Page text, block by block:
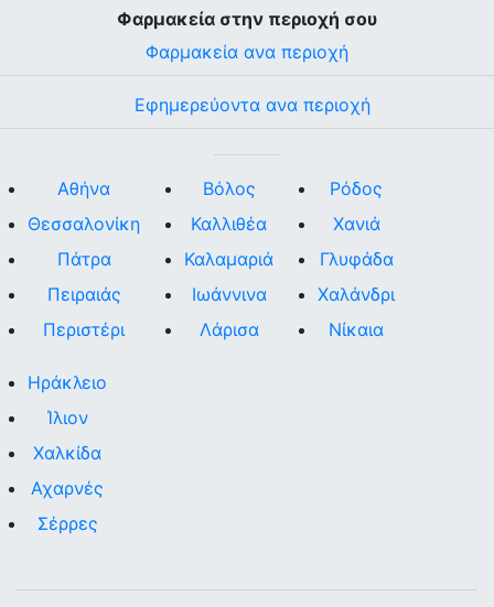
Φαρμακεία στην περιοχή σου
Φαρμακεία ανα περιοχή
Εφημερεύοντα ανα περιοχή
Αθήνα
Θεσσαλονίκη
Πάτρα
Πειραιάς
Περιστέρι
Βόλος
Καλλιθέα
Καλαμαριά
Ιωάννινα
Λάρισα
Ρόδος
Χανιά
Γλυφάδα
Χαλάνδρι
Νίκαια
Ηράκλειο
Ίλιον
Χαλκίδα
Αχαρνές
Σέρρες